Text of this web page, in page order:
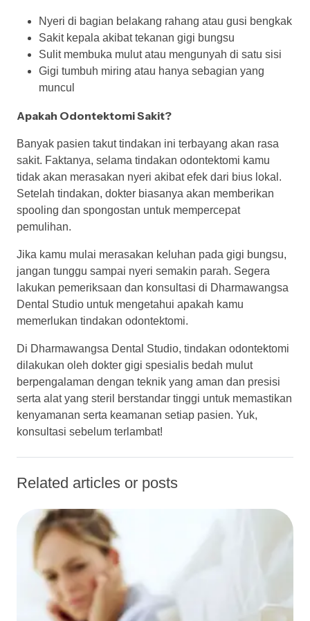
Nyeri di bagian belakang rahang atau gusi bengkak
Sakit kepala akibat tekanan gigi bungsu
Sulit membuka mulut atau mengunyah di satu sisi
Gigi tumbuh miring atau hanya sebagian yang
muncul
Apakah Odontektomi Sakit?
Banyak pasien takut tindakan ini terbayang akan rasa
sakit. Faktanya, selama tindakan odontektomi kamu
tidak akan merasakan nyeri akibat efek dari bius lokal.
Setelah tindakan, dokter biasanya akan memberikan
spooling dan spongostan untuk mempercepat
pemulihan.
Jika kamu mulai merasakan keluhan pada gigi bungsu,
jangan tunggu sampai nyeri semakin parah. Segera
lakukan pemeriksaan dan konsultasi di Dharmawangsa
Dental Studio untuk mengetahui apakah kamu
memerlukan tindakan odontektomi.
Di Dharmawangsa Dental Studio, tindakan odontektomi
dilakukan oleh dokter gigi spesialis bedah mulut
berpengalaman dengan teknik yang aman dan presisi
serta alat yang steril berstandar tinggi untuk memastikan
kenyamanan serta keamanan setiap pasien. Yuk,
konsultasi sebelum terlambat!
Related articles or posts